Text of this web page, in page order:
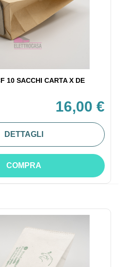
10 SACCHI CARTA X DE
16,00 €
DETTAGLI
COMPRA